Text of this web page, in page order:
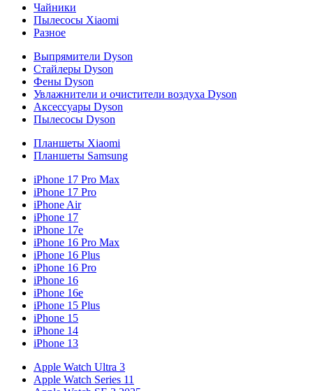
Чайники
Пылесосы Xiaomi
Разное
Выпрямители Dyson
Стайлеры Dyson
Фены Dyson
Увлажнители и очистители воздуха Dyson
Аксессуары Dyson
Пылесосы Dyson
Планшеты Xiaomi
Планшеты Samsung
iPhone 17 Pro Max
iPhone 17 Pro
iPhone Air
iPhone 17
iPhone 17e
iPhone 16 Pro Max
iPhone 16 Plus
iPhone 16 Pro
iPhone 16
iPhone 16e
iPhone 15 Plus
iPhone 15
iPhone 14
iPhone 13
Apple Watch Ultra 3
Apple Watch Series 11